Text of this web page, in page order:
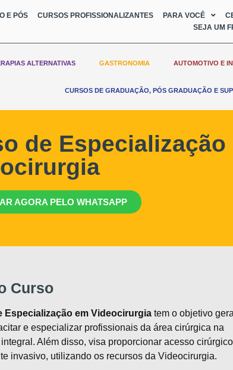
E PÓS CURSOS PROFISSIONALIZANTES PARA VOCÊ
SEJA UM
ALTERNATIVAS GASTRONOMIA AUTOMOTIVO E
CURSOS DE GRADUAÇÃO, PÓS GRADUAÇÃO E
de Especialização
AGORA PELO WHATSAPP
Curso
Especialização em Videocirurgiatem o objetivo
e especializar profissionais da área cirúrgica na
Além disso, visa proporcionar acesso cirúrgico
invasivo, utilizando os recursos da Videocirurgia.